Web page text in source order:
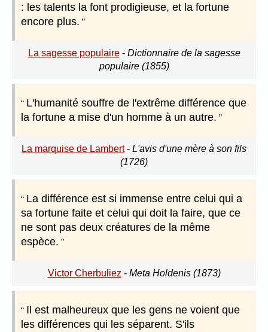
: les talents la font prodigieuse, et la fortune
encore plus.
La sagesse populaire- Dictionnaire de la sagesse
populaire (1855)
L'humanité souffre de l'extrême différence que
la fortune a mise d'un homme à un autre.
La marquise de Lambert- L'avis d'une mère à son fils
(1726)
La différence est si immense entre celui qui a
sa fortune faite et celui qui doit la faire, que ce
ne sont pas deux créatures de la même
espèce.
Victor Cherbuliez - Meta Holdenis (1873)
Il est malheureux que les gens ne voient que
les différences qui les séparent. S'ils